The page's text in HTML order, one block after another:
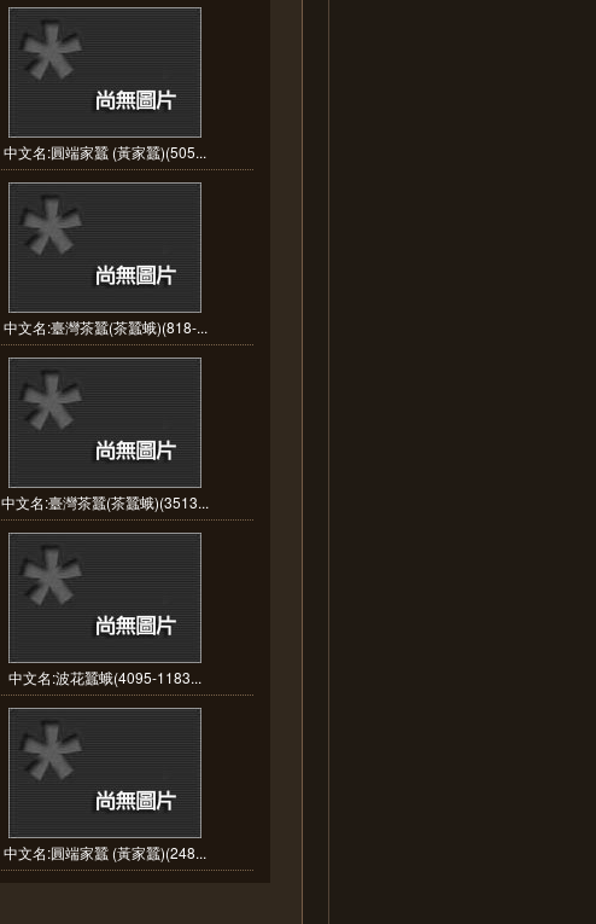
中文名:圓端家蠶 (黃家蠶)(505...
中文名:臺灣茶蠶(茶蠶蛾)(818-...
中文名:臺灣茶蠶(茶蠶蛾)(3513...
中文名:波花蠶蛾(4095-1183...
中文名:圓端家蠶 (黃家蠶)(248...